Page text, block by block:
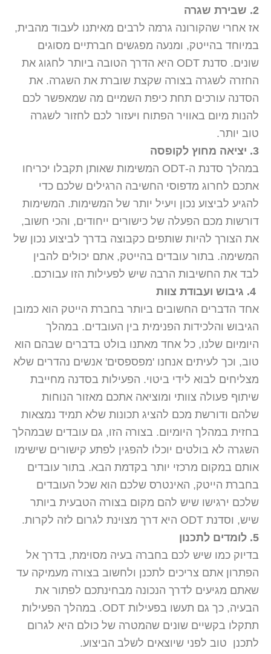
2. שבירת שגרה
אז אחרי שהקורונה גרמה לרבים מאיתנו לעבוד מהבית,
במיוחד בהייטק, ומנעה מפגשים חברתיים מסוגים
שונים. סדנת ODT היא הדרך הטובה ביותר לחגוג את
החזרה לשגרה בצורה שקצת שוברת את השגרה. את
הסדנה עורכים תחת כיפת השמיים מה שמאפשר לכם
להנות מיום באוויר הפתוח ויעזור לכם לחזור לשגרה
טוב יותר.
3. יציאה מחוץ לקופסה
במהלך סדנת ה-ODT המשימות שאותן תקבלו יכריחו
אתכם לחרוג מדפוסי החשיבה הרגילים שלכם כדי
להגיע לביצוע נכון ויעיל יותר של המשימות. המשימות
דורשות מכם הפעלה של כישורים ייחודים, והכי חשוב,
את הצורך להיות שותפים כקבוצה בדרך לביצוע נכון של
המשימה. בתור עובדים בהייטק, אתם יכולים להבין
לבד את החשיבות הרבה שיש לפעילות הזו עבורכם.
גיבוש ועבודת צוות
אחד הדברים החשובים ביותר בחברת הייטק הוא כמובן
הגיבוש והלכידות הפנימית בין העובדים. במהלך
היומיום שלנו, כל אחד מאתנו בולט בדברים שבהם הוא
טוב, וכך לעיתים אנחנו 'מפספסים' אנשים נהדרים שלא
מצליחים לבוא לידי ביטוי. הפעילות בסדנה מחייבת
שיתוף פעולה צוותי ומוציאה אתכם מאזור הנוחות
שלהם ודורשת מכם להציג תכונות שלא תמיד נמצאות
בחזית במהלך היומיום. בצורה הזו, גם עובדים שבמהלך
השגרה לא בולטים יוכלו להפגין לפתע קישורים שישימו
אותם במקום מרכזי יותר בקדמת הבא. בתור עובדים
בחברת הייטק, האינטרס שלכם הוא שכל העובדים
שלכם ירגישו שיש להם מקום בצורה הטבעית ביותר
שיש, וסדנת ODT היא דרך מצוינת לגרום לזה לקרות.
5. לומדים לתכנון
בדיוק כמו שיש לכם בחברה בעיה מסוימת, בדרך אל
הפתרון אתם צריכים לתכנן ולחשוב בצורה מעמיקה עד
שאתם מגיעים לדרך הנכונה מבחינתכם לפתור את
הבעיה, כך גם תעשו בפעילות ODT. במהלך הפעילות
תתקלו בקשיים שונים שהמטרה של כולם היא לגרום
לתכנן טוב לפני שיוצאים לשלב הביצוע.